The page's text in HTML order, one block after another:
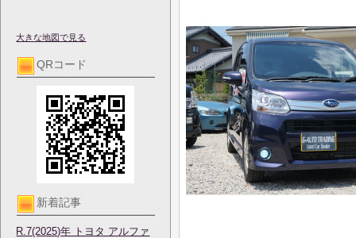
大きな地図で見る
QRコード
新着記事
R.7(2025)年 トヨタ アルファ